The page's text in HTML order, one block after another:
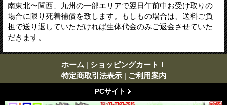
南東北〜関西、九州の一部エリアで翌日午前中お受け取りの
場合に限り死着補償を致します。もしもの場合は、送料ご負
担で送り返していただければ生体代金のみご返金させていた
だきます。
ホーム | ショッピングカート！
特定商取引法表示 | ご利用案内
PCサイト